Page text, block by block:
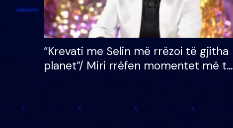
“Krevati me Selin më rrëzoi të gjitha
planet”/ Miri rrëfen momentet më të
bukura në shtëpinë e BB VIP: Do më